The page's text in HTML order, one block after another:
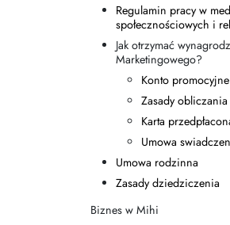
Regulamin pracy w
społecznościowych i
Jak otrzymać
Marketingowego?
Konto promocyjne
Zasady
Karta
Umowa
Umowa rodzinna
Zasady dziedziczenia
Biznes w Mihi